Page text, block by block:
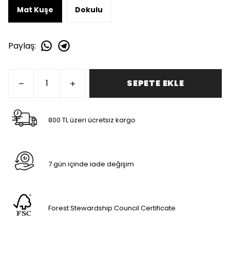
Mat Kuşe Dokulu
Paylaş:
SEPETE EKLE
800 TL üzeri ücretsiz kargo
7 gün içinde iade değişim
Forest Stewardship Council Certificate